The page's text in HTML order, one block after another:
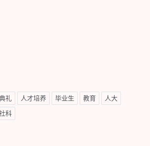
礼 人才培养 毕业生 教育 人大
科